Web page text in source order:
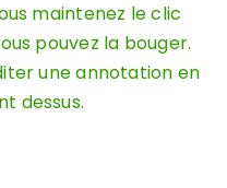
maintenez le clic
pouvez la bouger.
une annotation en
dessus.